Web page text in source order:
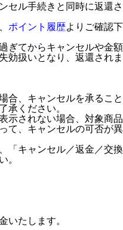
セル手続きと同時に返還さ
ポイント履歴よりご確認下
ぎてからキャンセルや金額
効扱いとなり、返還されま
合、キャンセルを承ること
承ください。
示されない場合、対象商品
て、キャンセルの可否が異
「キャンセル／返金／交換
。
いたします。